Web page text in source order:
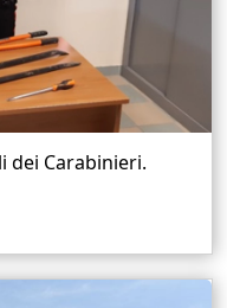
dei Carabinieri.